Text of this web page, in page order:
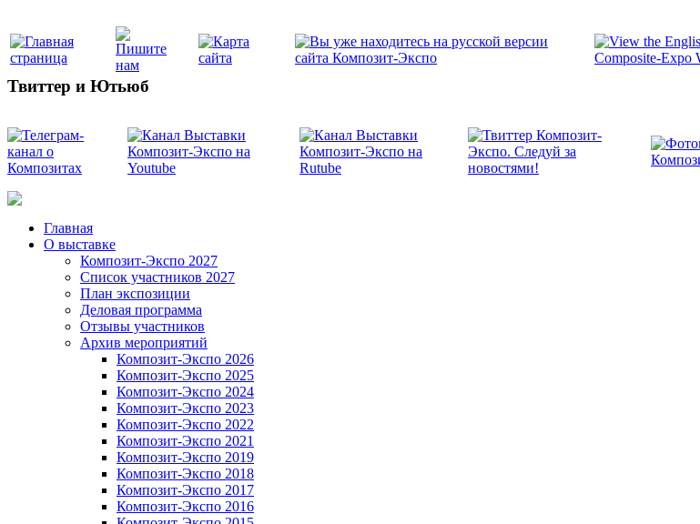
Твиттер и Ютьюб
Главная
О выставке
Композит-Экспо 2027
Список участников 2027
План экспозиции
Деловая программа
Отзывы участников
Архив мероприятий
Композит-Экспо 2026
Композит-Экспо 2025
Композит-Экспо 2024
Композит-Экспо 2023
Композит-Экспо 2022
Композит-Экспо 2021
Композит-Экспо 2019
Композит-Экспо 2018
Композит-Экспо 2017
Композит-Экспо 2016